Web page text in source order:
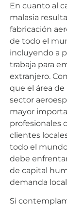
En cuanto al
malasia
fabricación
de todo el
incluyendo a
trabaja para
extranjero.
que el área
sector
mayor
profesionales
clientes
todo el
debe
de capital
demanda
Si